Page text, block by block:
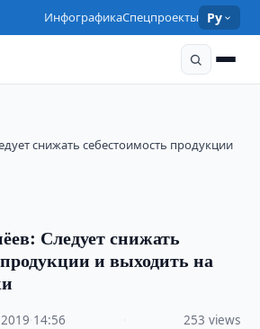
ИнфографикаСпецпроекты Ру
снижать себестоимость продукции
Следует снижать
и выходить на
14:56 253 views